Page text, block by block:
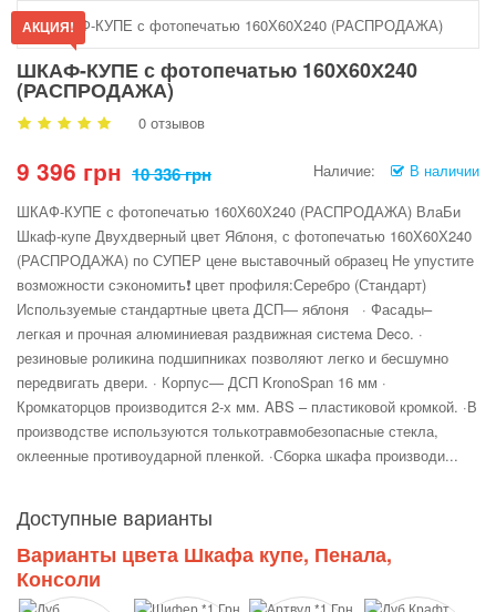
АКЦИЯ!
ШКАФ-КУПЕ с фотопечатью 160Х60Х240
(РАСПРОДАЖА)
0 отзывов
9 396 грн 10 336 грн Наличие:
В наличии
ШКАФ-КУПЕ с фотопечатью 160Х60Х240 (РАСПРОДАЖА) ВлаБи
Шкаф-купе Двухдверный цвет Яблоня, с фотопечатью 160Х60Х240
(РАСПРОДАЖА) по СУПЕР цене выставочный образец Не упустите
возможности сэкономить❗ цвет профиля:Серебро (Стандарт)
Используемые стандартные цвета ДСП― яблоня · Фасады–
легкая и прочная алюминиевая раздвижная система Deco. ·
резиновые роликина подшипниках позволяют легко и бесшумно
передвигать двери. · Корпус― ДСП KronoSpan 16 мм ·
Кромкаторцов производится 2-х мм. ABS – пластиковой кромкой. ·В
производстве используются толькотравмобезопасные стекла,
оклеенные противоударной пленкой. ·Сборка шкафа производи...
Доступные варианты
Варианты цвета Шкафа купе, Пенала,
Консоли